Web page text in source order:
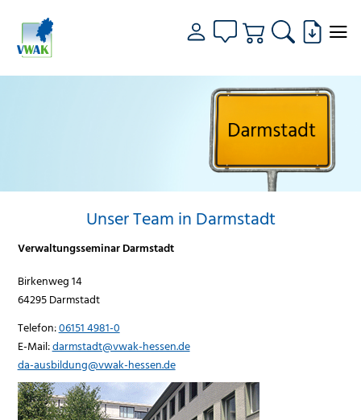
Unser Team in Darmstadt
Verwaltungsseminar Darmstadt
Birkenweg 14
64295 Darmstadt
Telefon:06151 4981-0
E-Mail:darmstadt@vwak-hessen.de
da-ausbildung@vwak-hessen.de